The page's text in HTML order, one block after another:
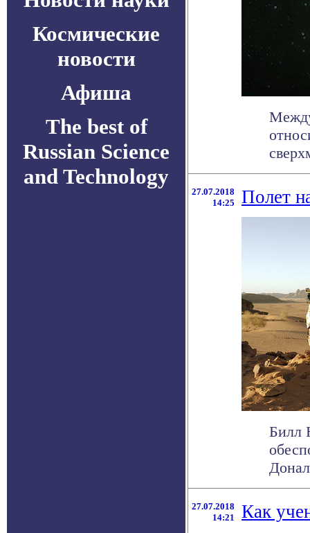
Космические
новости
Афиша
The best of
Russian Science
and Technology
27.07.2018
14:25
Полет
Билл
27.07.2018
14:21
Как